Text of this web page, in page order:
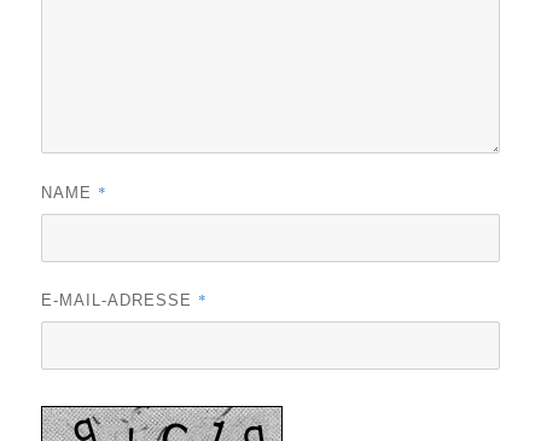
NAME *
E-MAIL-ADRESSE *